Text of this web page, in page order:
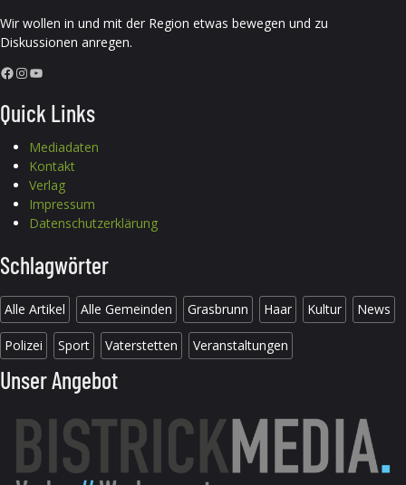
Wir wollen in und mit der Region etwas bewegen und zu
Diskussionen anregen.
Facebook InstagramYouTube
Quick Links
Mediadaten
Kontakt
Verlag
Impressum
Datenschutzerklärung
Schlagwörter
Alle Artikel Alle Gemeinden Grasbrunn Haar Kultur News
Polizei Sport Vaterstetten Veranstaltungen
Unser Angebot